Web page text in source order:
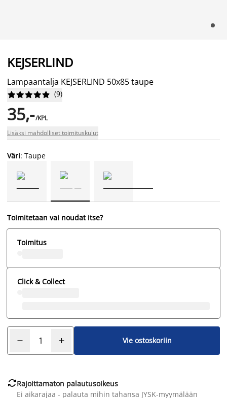
KEJSERLIND
Lampaantalja KEJSERLIND 50x85 taupe





 (9)
35,-/KPL
Lisäksi mahdolliset toimituskulut
Väri: Taupe
Toimitetaan vai noudat itse?
Toimitus
Click & Collect
Vie ostoskoriin
Rajoittamaton palautusoikeus
Ei aikarajaa - palauta mihin tahansa JYSK-myymälään